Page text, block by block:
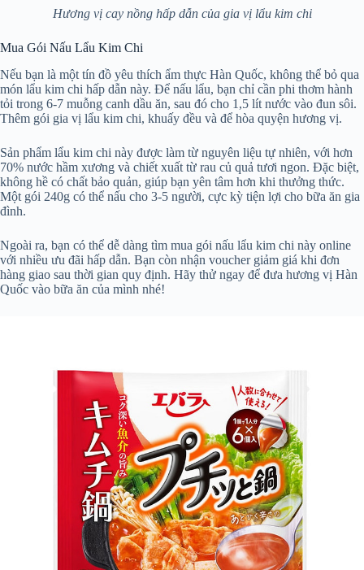
Hương vị cay nồng hấp dẫn của gia vị lẩu kim chi
Mua Gói Nấu Lẩu Kim Chi
Nếu bạn là một tín đồ yêu thích ẩm thực Hàn Quốc, không thể bỏ qua
món lẩu kim chi hấp dẫn này. Để nấu lẩu, bạn chỉ cần phi thơm hành
tỏi trong 6-7 muỗng canh dầu ăn, sau đó cho 1,5 lít nước vào đun sôi.
Thêm gói gia vị lẩu kim chi, khuấy đều và để hòa quyện hương vị.
Sản phẩm lẩu kim chi này được làm từ nguyên liệu tự nhiên, với hơn
70% nước hầm xương và chiết xuất từ rau củ quả tươi ngon. Đặc biệt,
không hề có chất bảo quản, giúp bạn yên tâm hơn khi thưởng thức.
Một gói 240g có thể nấu cho 3-5 người, cực kỳ tiện lợi cho bữa ăn gia
đình.
Ngoài ra, bạn có thể dễ dàng tìm mua gói nấu lẩu kim chi này online
với nhiều ưu đãi hấp dẫn. Bạn còn nhận voucher giảm giá khi đơn
hàng giao sau thời gian quy định. Hãy thử ngay để đưa hương vị Hàn
Quốc vào bữa ăn của mình nhé!